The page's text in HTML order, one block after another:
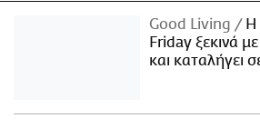
Good Living
Η
Friday ξεκινά
και καταλήγει